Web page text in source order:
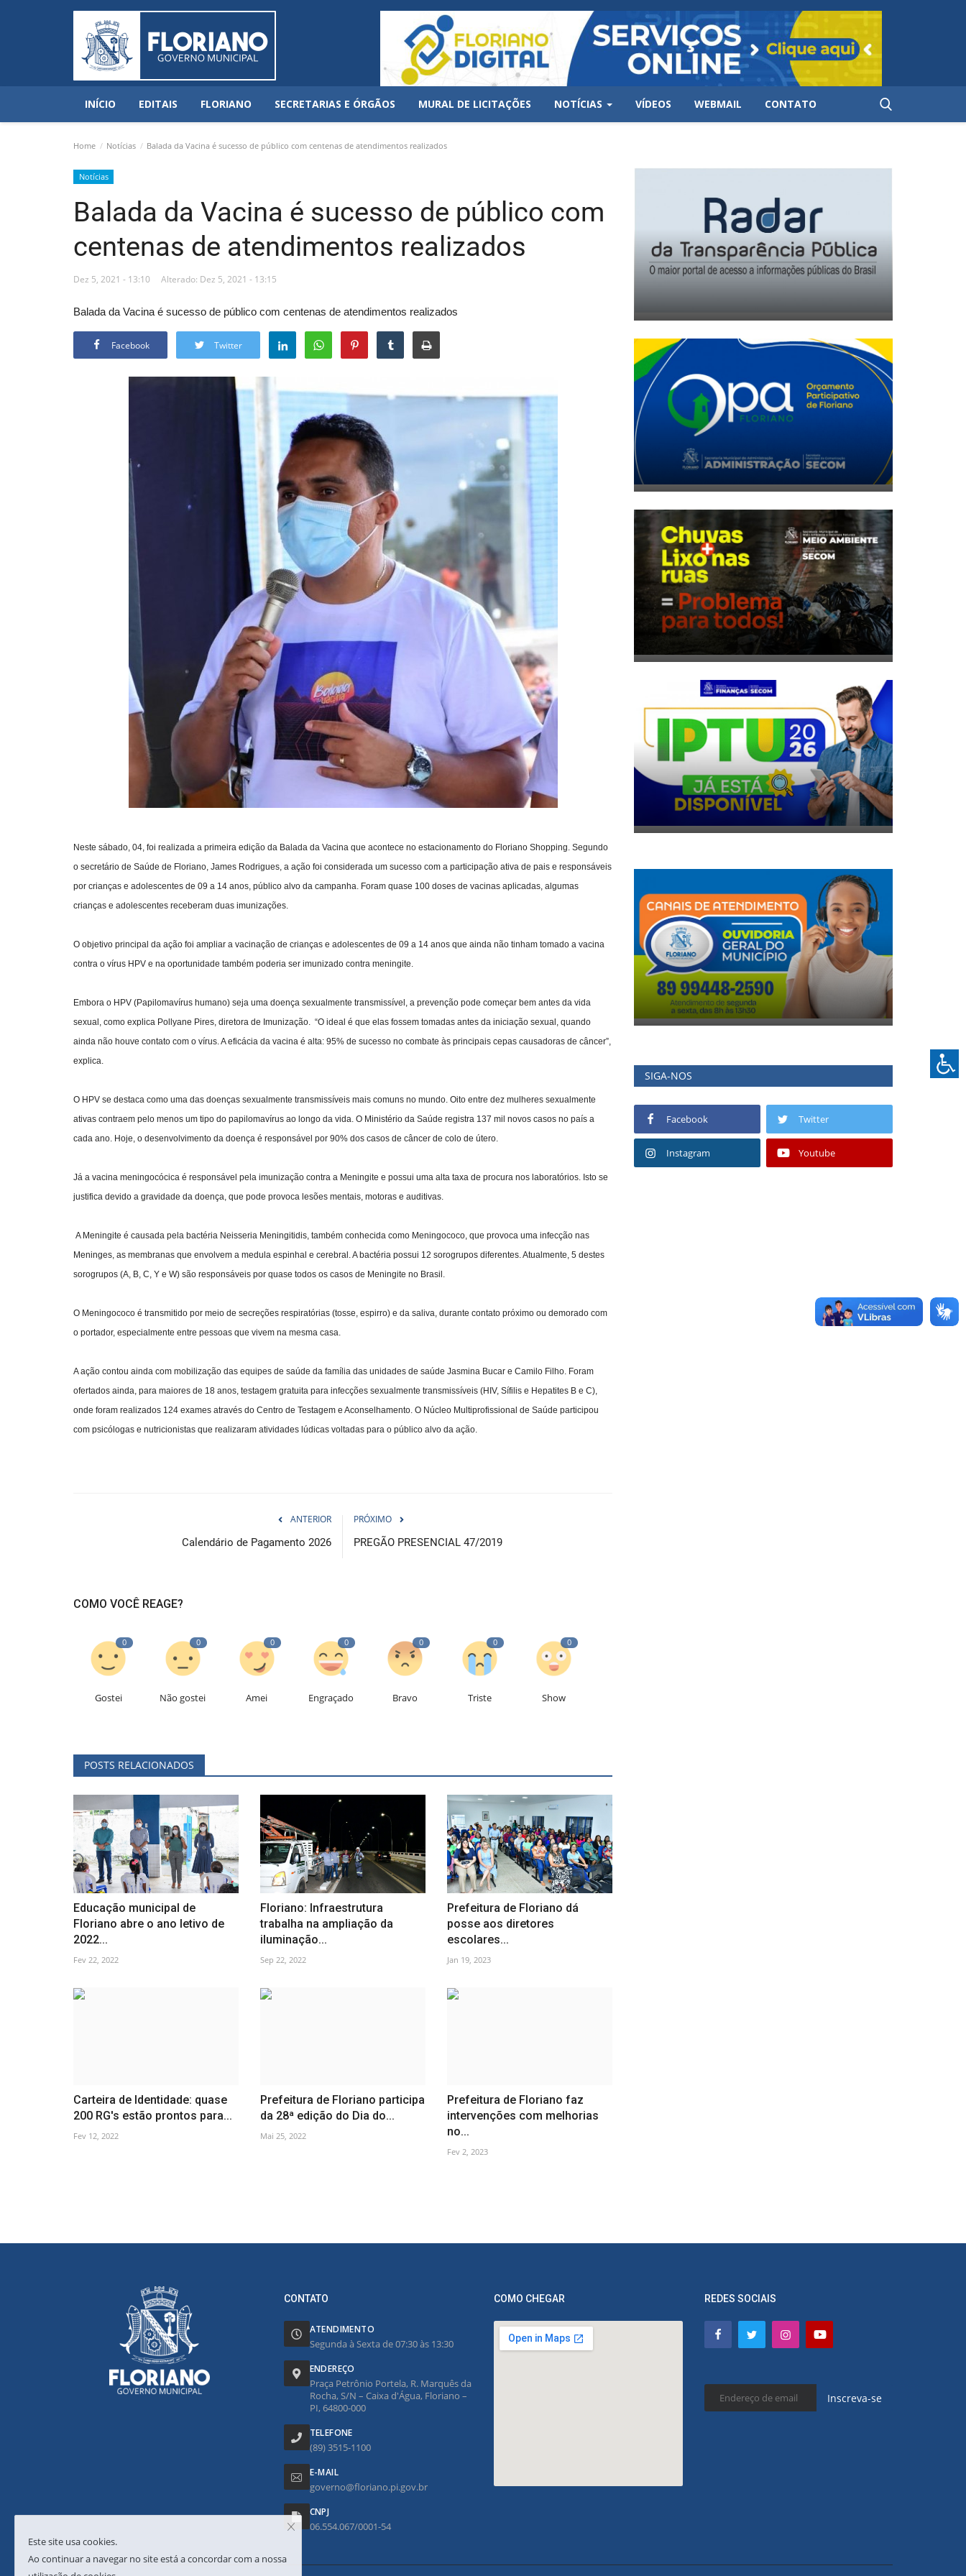
INÍCIO EDITAIS FLORIANO SECRETARIAS E ÓRGÃOS MURAL DE LICITAÇÕES NOTÍCIAS VÍDEOS WEBMAIL CONTATO
Home Notícias Balada da Vacina é sucesso de público com centenas de atendimentos realizados
Notícias
Balada da Vacina é sucesso de público com
centenas de atendimentos realizados
Dez 5, 2021 - 13:10 Alterado: Dez 5, 2021 - 13:15
Balada da Vacina é sucesso de público com centenas de atendimentos realizados
Facebook Twitter
Neste sábado, 04, foi realizada a primeira edição da Balada da Vacina que acontece no estacionamento do Floriano Shopping. Segundo
o secretário de Saúde de Floriano, James Rodrigues, a ação foi considerada um sucesso com a participação ativa de pais e responsáveis
por crianças e adolescentes de 09 a 14 anos, público alvo da campanha. Foram quase 100 doses de vacinas aplicadas, algumas
crianças e adolescentes receberam duas imunizações.
O objetivo principal da ação foi ampliar a vacinação de crianças e adolescentes de 09 a 14 anos que ainda não tinham tomado a vacina
contra o vírus HPV e na oportunidade também poderia ser imunizado contra meningite.
Embora o HPV (Papilomavírus humano) seja uma doença sexualmente transmissível, a prevenção pode começar bem antes da vida
sexual, como explica Pollyane Pires, diretora de Imunização. “O ideal é que elas fossem tomadas antes da iniciação sexual, quando
ainda não houve contato com o vírus. A eficácia da vacina é alta: 95% de sucesso no combate às principais cepas causadoras de câncer”,
explica.
O HPV se destaca como uma das doenças sexualmente transmissíveis mais comuns no mundo. Oito entre dez mulheres sexualmente
ativas contraem pelo menos um tipo do papilomavírus ao longo da vida. O Ministério da Saúde registra 137 mil novos casos no país a
cada ano. Hoje, o desenvolvimento da doença é responsável por 90% dos casos de câncer de colo de útero.
Já a vacina meningocócica é responsável pela imunização contra a Meningite e possui uma alta taxa de procura nos laboratórios. Isto se
justifica devido a gravidade da doença, que pode provoca lesões mentais, motoras e auditivas.
A Meningite é causada pela bactéria Neisseria Meningitidis, também conhecida como Meningococo, que provoca uma infecção nas
Meninges, as membranas que envolvem a medula espinhal e cerebral. A bactéria possui 12 sorogrupos diferentes. Atualmente, 5 destes
sorogrupos (A, B, C, Y e W) são responsáveis por quase todos os casos de Meningite no Brasil.
O Meningococo é transmitido por meio de secreções respiratórias (tosse, espirro) e da saliva, durante contato próximo ou demorado com
o portador, especialmente entre pessoas que vivem na mesma casa.
A ação contou ainda com mobilização das equipes de saúde da família das unidades de saúde Jasmina Bucar e Camilo Filho. Foram
ofertados ainda, para maiores de 18 anos, testagem gratuita para infecções sexualmente transmissíveis (HIV, Sífilis e Hepatites B e C),
onde foram realizados 124 exames através do Centro de Testagem e Aconselhamento. O Núcleo Multiprofissional de Saúde participou
com psicólogas e nutricionistas que realizaram atividades lúdicas voltadas para o público alvo da ação.
ANTERIOR
Calendário de Pagamento 2026
PRÓXIMO
PREGÃO PRESENCIAL 47/2019
COMO VOCÊ REAGE?
0
Gostei
0
Não gostei
0
Amei
0
Engraçado
0
Bravo
0
Triste
0
Show
POSTS RELACIONADOS
Educação municipal de
Floriano abre o ano letivo de
2022...
Fev 22, 2022
Floriano: Infraestrutura
trabalha na ampliação da
iluminação...
Sep 22, 2022
Prefeitura de Floriano dá
posse aos diretores
escolares...
Jan 19, 2023
Carteira de Identidade: quase
200 RG's estão prontos para...
Fev 12, 2022
Prefeitura de Floriano participa
da 28ª edição do Dia do...
Mai 25, 2022
Prefeitura de Floriano faz
intervenções com melhorias
no...
Fev 2, 2023
SIGA-NOS
Facebook Twitter
Instagram Youtube
CONTATO
ATENDIMENTO
Segunda à Sexta de 07:30 às 13:30
ENDEREÇO
Praça Petrônio Portela, R. Marquês da
Rocha, S/N – Caixa d'Água, Floriano –
PI, 64800-000
TELEFONE
(89) 3515-1100
E-MAIL
governo@floriano.pi.gov.br
CNPJ
06.554.067/0001-54
COMO CHEGAR REDES SOCIAIS
Inscreva-se
Este site usa cookies.
Ao continuar a navegar no site está a concordar com a nossa